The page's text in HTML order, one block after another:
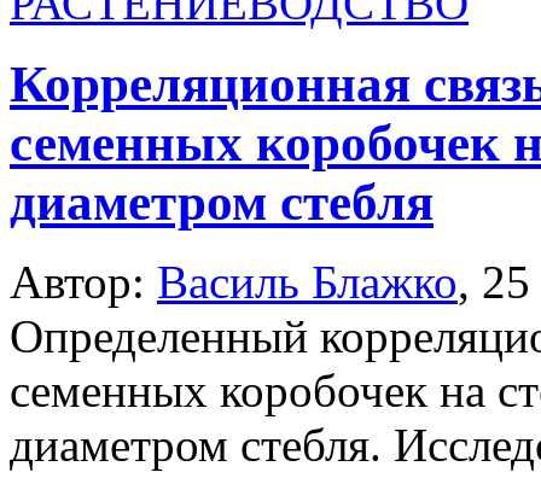
Корреляционная
семенных коробочек
диаметром стебля
Автор: Василь Блажко,
Определенный
семенных коробочек на
диаметром стебля.